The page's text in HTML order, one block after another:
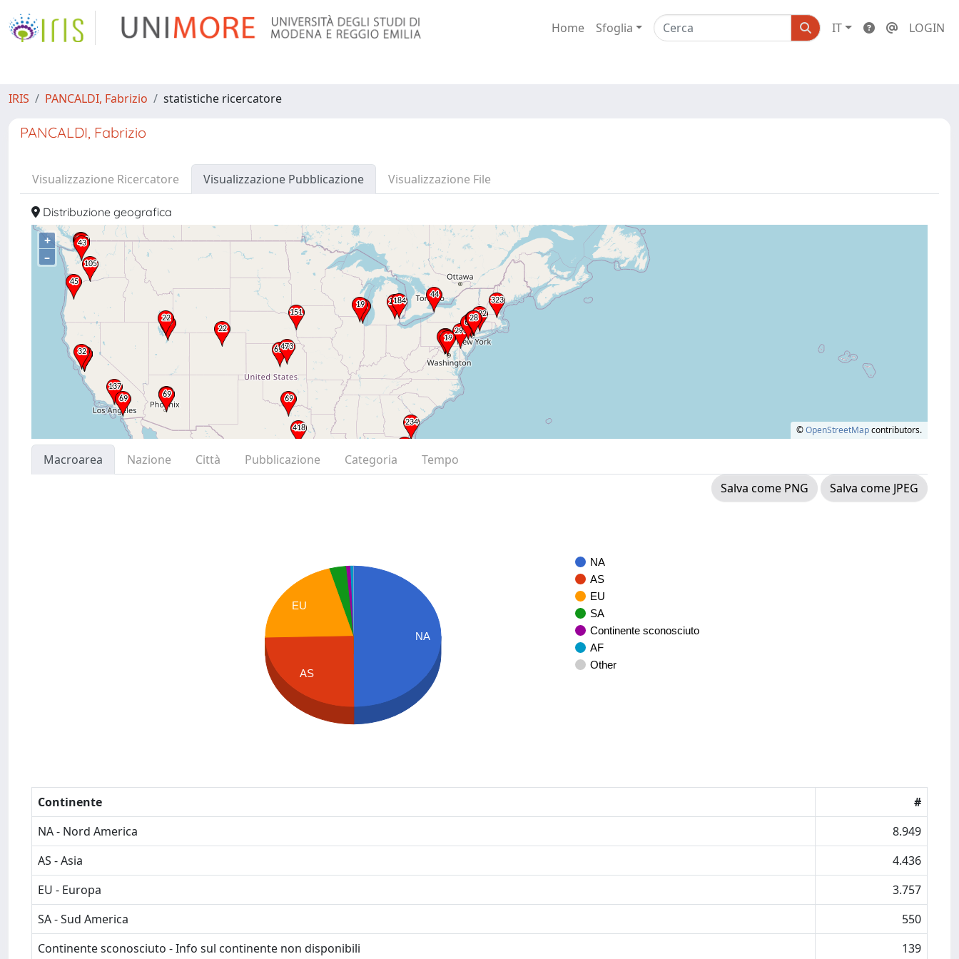
Home Sfoglia IT LOGIN
IRIS PANCALDI, Fabrizio statistiche ricercatore
PANCALDI, Fabrizio
Visualizzazione Ricercatore Visualizzazione Pubblicazione Visualizzazione File
Distribuzione geografica
+
–
©OpenStreetMapcontributors.
Macroarea Nazione Città Pubblicazione Categoria
Tempo
Salva come PNG
Salva come JPEG
NA
AS
EU
SA
Continente sconosciuto
AF
Other
NA
EU
AS
Continente
#
NA - Nord America
8.949
AS - Asia
4.436
EU - Europa
3.757
SA - Sud America
550
Continente sconosciuto - Info sul continente non disponibili
139